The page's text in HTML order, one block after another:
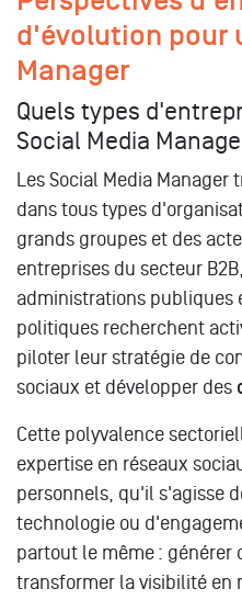
d'évolution pour
Manager
Quels types
Social Media
Les Social Media
dans tous types
grands groupes et des
entreprises du secteur
administrations publiques
politiques recherchent
piloter leur stratégie de
sociaux et développer des
Cette polyvalence
expertise en réseaux
personnels, qu'il s'agisse
technologie ou
partout le même : générer
transformer la visibilité en